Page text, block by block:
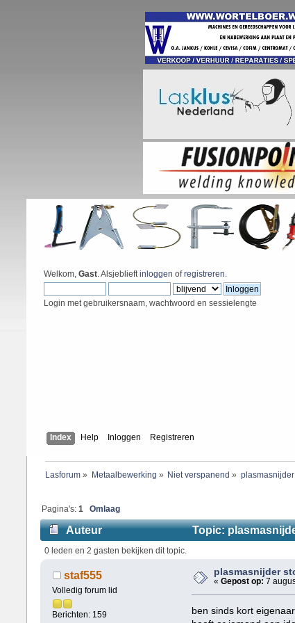
Welkom, Gast. Alsjeblieftinloggen ofregistreren.
Login met gebruikersnaam, wachtwoord en sessielengte
Index Help Inloggen Registreren
Lasforum» Metaalbewerking » Niet verspanend »
Pagina's:1 Omlaag
Auteur Topic:
0 leden en 2 gasten bekijken dit topic.
staf555
Volledig forum lid
Berichten: 159
plasmasnijder
«Gepost op: 7
ben sinds kort